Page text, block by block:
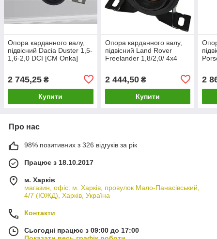
Опора карданного валу,
підвісний Dacia Duster 1,5-
1,6-2,0 DCI [CM Onka]
2 745,25 ₴
Купити
Опора карданного валу,
підвісний Land Rover
Freelander 1,8/2,0/ 4x4
2 444,50₴
Купити
2
Про нас
98% позитивних з 326 відгуків за рік
Працює з 18.10.2017
м. Харків
магазин, офіс: м. Харків, провулок Мало-Панасівський,
4/7 (ЮЖД), Харків, Україна
Контакти
Сьогодні працює з 09:00 до 17:00